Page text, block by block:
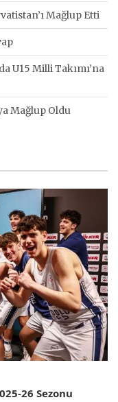
Mağlup Etti
U15 Milli Takımı’na
Mağlup Oldu
26 Sezonu